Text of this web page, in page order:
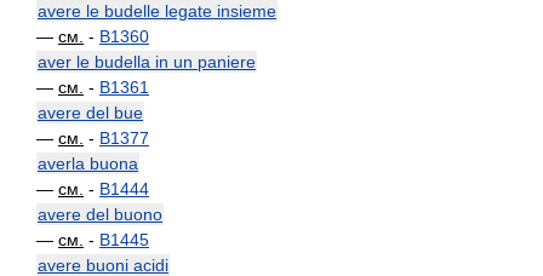
avere le budelle legate insieme
— см. - B1360
aver le budella in un paniere
— см. - B1361
avere del bue
— см. - B1377
averla buona
— см. - B1444
avere del buono
— см. - B1445
avere buoni acidi